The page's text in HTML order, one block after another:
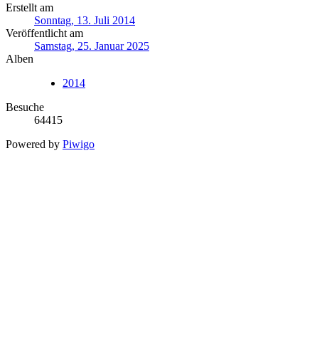
Erstellt am
Sonntag, 13. Juli 2014
Veröffentlicht am
Samstag, 25. Januar 2025
Alben
2014
Besuche
64415
Powered by Piwigo